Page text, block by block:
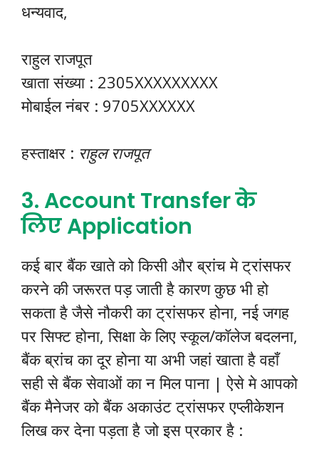
धन्यवाद,
राहुल राजपूत
खाता संख्या : 2305XXXXXXXXX
मोबाईल नंबर : 9705XXXXXX
हस्ताक्षर : राहुल राजपूत
3. Account Transfer के
लिए Application
कई बार बैंक खाते को किसी और ब्रांच मे ट्रांसफर
करने की जरूरत पड़ जाती है कारण कुछ भी हो
सकता है जैसे नौकरी का ट्रांसफर होना, नई जगह
पर सिफ्ट होना, सिक्षा के लिए स्कूल/कॉलेज बदलना,
बैंक ब्रांच का दूर होना या अभी जहां खाता है वहाँ
सही से बैंक सेवाओं का न मिल पाना | ऐसे मे आपको
बैंक मैनेजर को बैंक अकाउंट ट्रांसफर एप्लीकेशन
लिख कर देना पड़ता है जो इस प्रकार है :